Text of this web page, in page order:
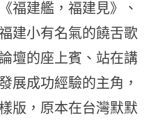
福建艦，福建見》、
建小有名氣的饒舌歌
壇的座上賓、站在講
展成功經驗的主角，
版，原本在台灣默默